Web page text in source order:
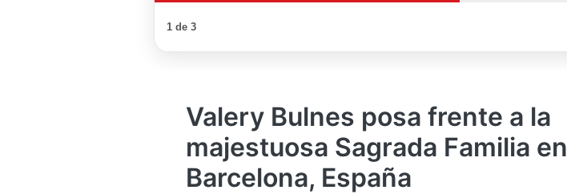
1 de 3
Valery Bulnes posa frente a la
majestuosa Sagrada Familia en
Barcelona, España